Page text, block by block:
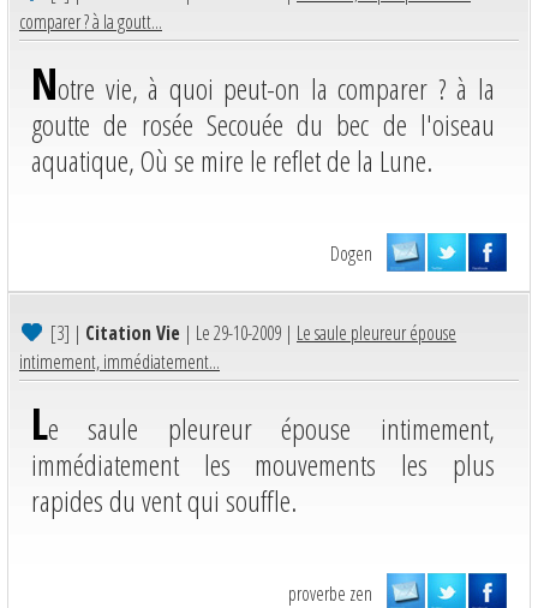
comparer ? à la goutt...
Notre vie, à quoi peut-on la comparer ? à la
goutte de rosée Secouée du bec de l'oiseau
aquatique, Où se mire le reflet de la Lune.
Dogen
[3] | Citation Vie | Le 29-10-2009 | Le saule pleureur épouse
intimement, immédiatement...
Le saule pleureur épouse intimement,
immédiatement les mouvements les plus
rapides du vent qui souffle.
proverbe zen